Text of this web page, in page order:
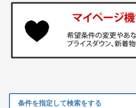
条件を指定して検索をする